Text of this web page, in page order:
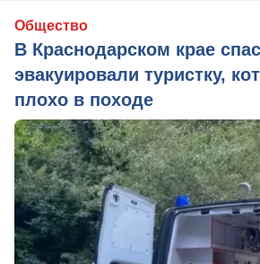
Общество
В Краснодарском крае
эвакуировали туристку,
плохо в походе